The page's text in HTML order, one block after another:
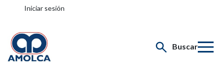
Iniciar sesión
Buscar